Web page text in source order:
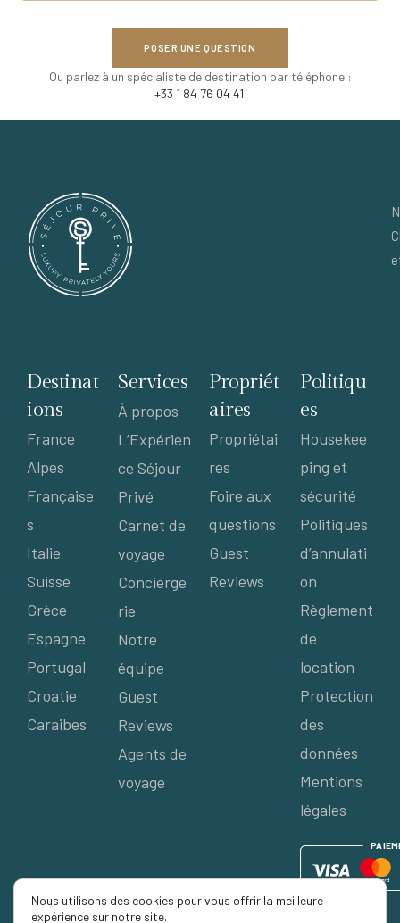
POSER UNE QUESTION
Ou parlez à un spécialiste de destination par téléphone :
+33 1 84 76 04 41
Destinat
ions
France
Alpes
Française
s
Italie
Suisse
Grèce
Espagne
Portugal
Croatie
Caraibes
Services
À propos
L’Expérien
ce Séjour
Privé
Carnet de
voyage
Concierge
rie
Notre
équipe
Guest
Reviews
Agents de
voyage
Propriét
aires
Propriétai
res
Foire aux
questions
Guest
Reviews
Politiqu
es
Housekee
ping et
sécurité
Politiques
d’annulati
on
Règlement
de
location
Protection
des
données
Mentions
légales
PAIEM
Nous utilisons des cookies pour vous offrir la meilleure
expérience sur notre site.